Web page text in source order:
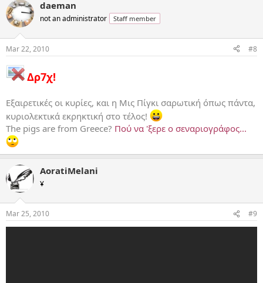
daeman
not an administrator Staff member
Mar 22, 2010 #8
Δρ7χ!
Εξαιρετικές οι κυρίες, και η Μις Πίγκι σαρωτική όπως πάντα,
κυριολεκτικά εκρηκτική στο τέλος!
The pigs are from Greece? Πού να 'ξερε ο σεναριογράφος...
AoratiMelani
¥
Mar 25, 2010 #9